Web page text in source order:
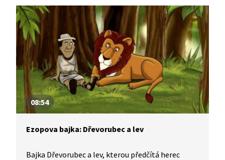
08:54
Ezopova bajka: Dřevorubec a lev
Bajka Dřevorubec a lev, kterou předčítá herec